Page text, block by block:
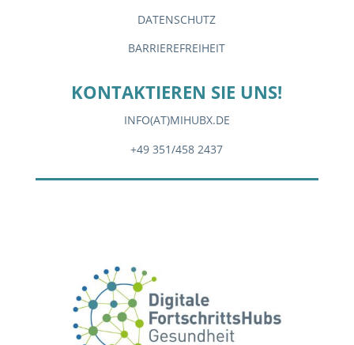
DATENSCHUTZ
BARRIEREFREIHEIT
KONTAKTIEREN SIE UNS!
INFO(AT)MIHUBX.DE
+49 351/458 2437